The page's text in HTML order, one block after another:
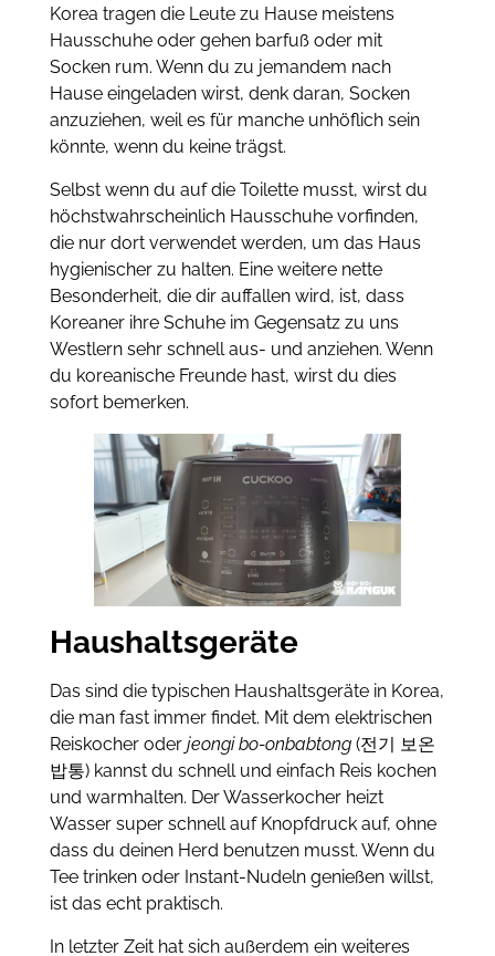
Korea tragen die Leute zu Hause meistens
Hausschuhe oder gehen barfuß oder mit
Socken rum. Wenn du zu jemandem nach
Hause eingeladen wirst, denk daran, Socken
anzuziehen, weil es für manche unhöflich sein
könnte, wenn du keine trägst.
Selbst wenn du auf die Toilette musst, wirst du
höchstwahrscheinlich Hausschuhe vorfinden,
die nur dort verwendet werden, um das Haus
hygienischer zu halten. Eine weitere nette
Besonderheit, die dir auffallen wird, ist, dass
Koreaner ihre Schuhe im Gegensatz zu uns
Westlern sehr schnell aus- und anziehen. Wenn
du koreanische Freunde hast, wirst du dies
sofort bemerken.
Haushaltsgeräte
Das sind die typischen Haushaltsgeräte in Korea,
die man fast immer findet. Mit dem elektrischen
Reiskocher oder jeongi bo-onbabtong(전기 보온
밥통) kannst du schnell und einfach Reis kochen
und warmhalten. Der Wasserkocher heizt
Wasser super schnell auf Knopfdruck auf, ohne
dass du deinen Herd benutzen musst. Wenn du
Tee trinken oder Instant-Nudeln genießen willst,
ist das echt praktisch.
In letzter Zeit hat sich außerdem ein weiteres